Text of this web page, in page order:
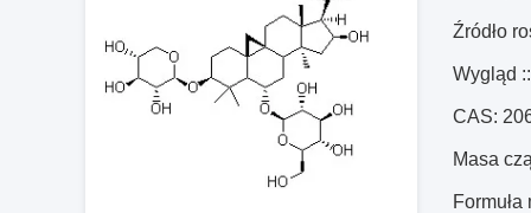
Źródło
Wygląd
CAS:
Masa